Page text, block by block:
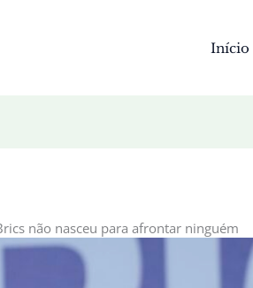
Início
não nasceu para afrontar ninguém